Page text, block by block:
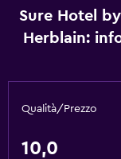
Sure Hotel
Herblain:
Qualità/Prezzo
10,0